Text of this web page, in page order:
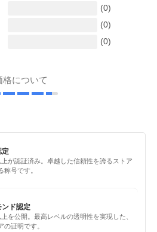
(0)
(0)
(0)
格について
定
が認証済み。卓越した信頼性を誇るストア
称号です。
ド認定
を公開。最高レベルの透明性を実現した、
の証明です。